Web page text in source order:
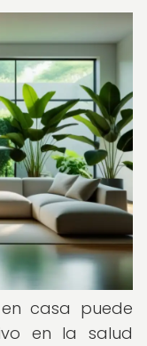
casa puede
en la salud